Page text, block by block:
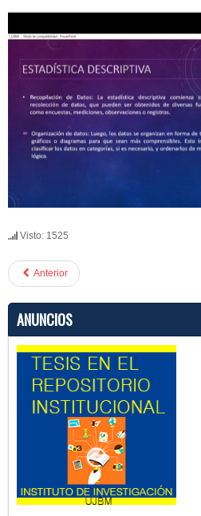
Visto: 1525
Anterior
ANUNCIOS